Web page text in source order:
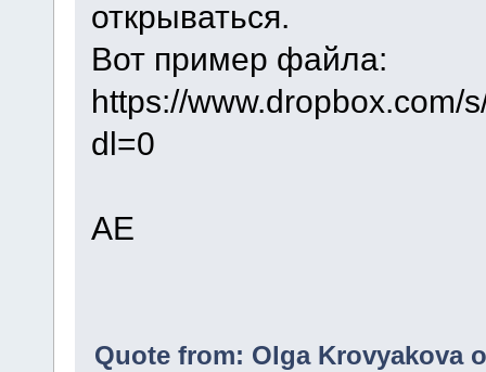
открываться.
Вот пример файла:
https://www.dropbox.com/
dl=0
АЕ
Quote from: Olga Krovyakova